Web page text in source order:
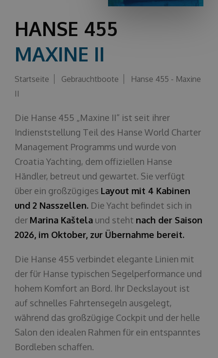
HANSE 455
MAXINE II
Startseite Gebrauchtboote
Hanse 455 - Maxine
II
Die Hanse 455 „Maxine II“ ist seit ihrer
Indienststellung Teil des Hanse World Charter
Management Programms und wurde von
Croatia Yachting, dem offiziellen Hanse
Händler, betreut und gewartet. Sie verfügt
über ein großzügiges Layout mit 4 Kabinen
und 2 Nasszellen. Die Yacht befindet sich in
der Marina Kaštela und steht nach der Saison
2026, im Oktober, zur Übernahme bereit.
Die Hanse 455 verbindet elegante Linien mit
der für Hanse typischen Segelperformance und
hohem Komfort an Bord. Ihr Deckslayout ist
auf schnelles Fahrtensegeln ausgelegt,
während das großzügige Cockpit und der helle
Salon den idealen Rahmen für ein entspanntes
Bordleben schaffen.